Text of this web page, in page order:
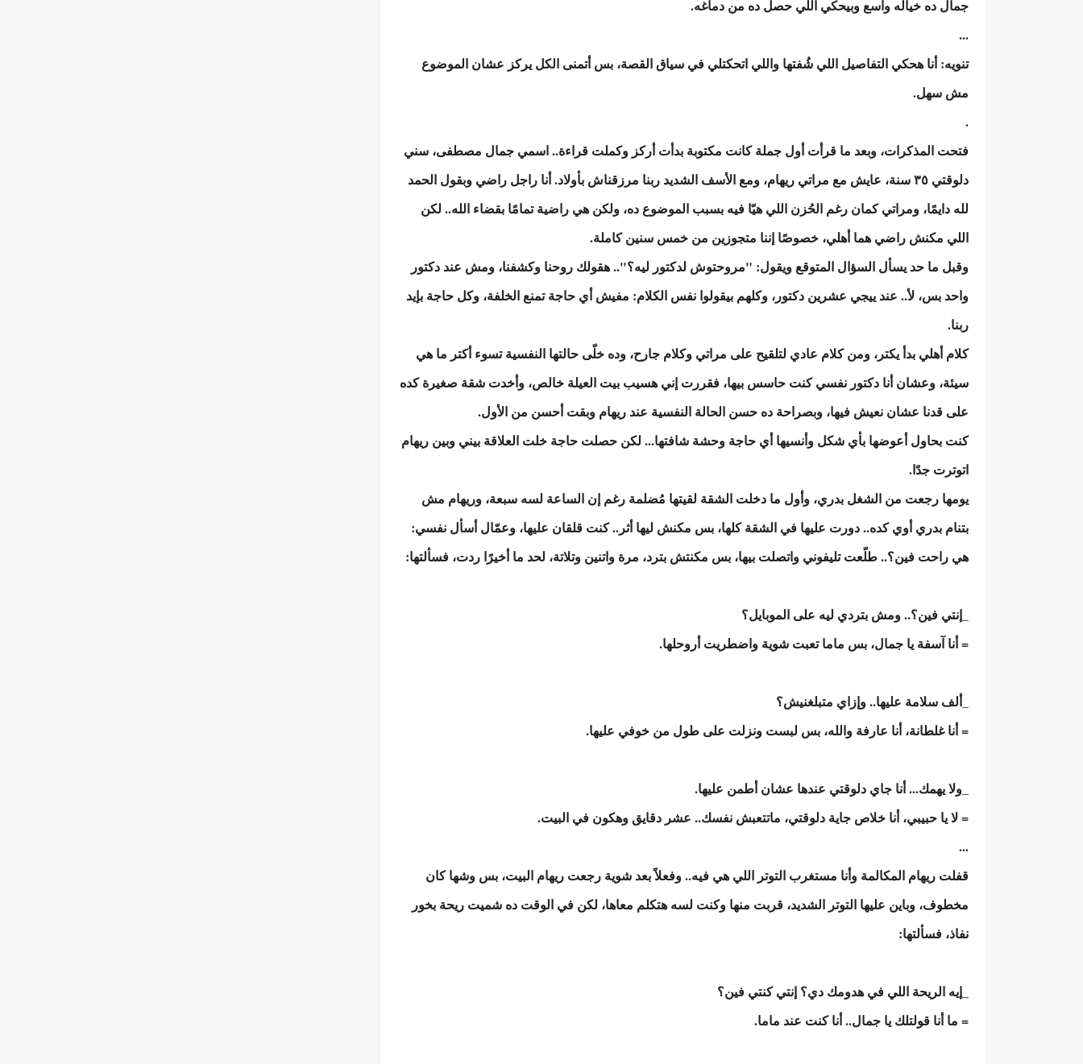
جمال ده خياله واسع وبيحكي اللي حصل ده من دماغه.
...
تنويه: أنا هحكي التفاصيل اللي شُفتها واللي اتحكتلي في سياق القصة، بس أتمنى الكل يركز عشان الموضوع
مش سهل.
.
فتحت المذكرات، وبعد ما قرأت أول جملة كانت مكتوبة بدأت أركز وكملت قراءة.. اسمي جمال مصطفى، سني
دلوقتي ٣٥ سنة، عايش مع مراتي ريهام، ومع الأسف الشديد ربنا مرزقناش بأولاد. أنا راجل راضي وبقول الحمد
لله دايمًا، ومراتي كمان رغم الحُزن اللي هيّا فيه بسبب الموضوع ده، ولكن هي راضية تمامًا بقضاء الله.. لكن
اللي مكنش راضي هما أهلي، خصوصًا إننا متجوزين من خمس سنين كاملة.
وقبل ما حد يسأل السؤال المتوقع ويقول: "مروحتوش لدكتور ليه؟".. هقولك روحنا وكشفنا، ومش عند دكتور
واحد بس، لأ.. عند ييجي عشرين دكتور، وكلهم بيقولوا نفس الكلام: مفيش أي حاجة تمنع الخلفة، وكل حاجة بإيد
ربنا.
كلام أهلي بدأ يكتر، ومن كلام عادي لتلقيح على مراتي وكلام جارح، وده خلّى حالتها النفسية تسوء أكتر ما هي
سيئة، وعشان أنا دكتور نفسي كنت حاسس بيها، فقررت إني هسيب بيت العيلة خالص، وأخدت شقة صغيرة كده
على قدنا عشان نعيش فيها، وبصراحة ده حسن الحالة النفسية عند ريهام وبقت أحسن من الأول.
كنت بحاول أعوضها بأي شكل وأنسيها أي حاجة وحشة شافتها... لكن حصلت حاجة خلت العلاقة بيني وبين ريهام
اتوترت جدًا.
يومها رجعت من الشغل بدري، وأول ما دخلت الشقة لقيتها مُضلمة رغم إن الساعة لسه سبعة، وريهام مش
بتنام بدري أوي كده.. دورت عليها في الشقة كلها، بس مكنش ليها أثر.. كنت قلقان عليها، وعمّال أسأل نفسي:
هي راحت فين؟.. طلّعت تليفوني واتصلت بيها، بس مكنتش بترد، مرة واتنين وتلاتة، لحد ما أخيرًا ردت، فسألتها:
_إنتي فين؟.. ومش بتردي ليه على الموبايل؟
= أنا آسفة يا جمال، بس ماما تعبت شوية واضطريت أروحلها.
_ألف سلامة عليها.. وإزاي متبلغنيش؟
= أنا غلطانة، أنا عارفة والله، بس لبست ونزلت على طول من خوفي عليها.
_ولا يهمك... أنا جاي دلوقتي عندها عشان أطمن عليها.
= لا يا حبيبي، أنا خلاص جاية دلوقتي، ماتتعبش نفسك.. عشر دقايق وهكون في البيت.
...
قفلت ريهام المكالمة وأنا مستغرب التوتر اللي هي فيه.. وفعلاً بعد شوية رجعت ريهام البيت، بس وشها كان
مخطوف، وباين عليها التوتر الشديد، قربت منها وكنت لسه هتكلم معاها، لكن في الوقت ده شميت ريحة بخور
نفاذ، فسألتها:
_إيه الريحة اللي في هدومك دي؟ إنتي كنتي فين؟
= ما أنا قولتلك يا جمال.. أنا كنت عند ماما.